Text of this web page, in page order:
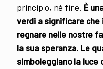
principio, né fine. È
verdi a significare che
regnare nelle nostre
la sua speranza. Le
simboleggiano la luce